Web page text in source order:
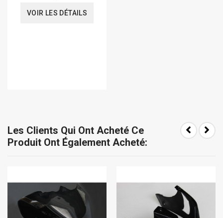
VOIR LES DÉTAILS
Les Clients Qui Ont Acheté Ce
Produit Ont Également Acheté: